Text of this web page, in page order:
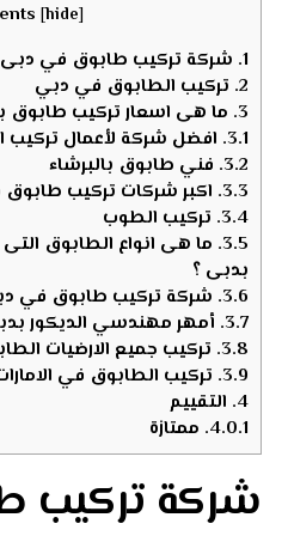
[hide]
1. شركة تركيب طابوق في دبى
2. تركيب الطابوق في دبي
3. ما هى اسعار تركيب طابوق
3.1. افضل شركة لأعمال
3.2. فني طابوق بالبرشاء
3.3. اكبر شركات تركيب
3.4. تركيب الطوب
3.5. ما هى انواع الطابوق
بدبى ؟
3.6. شركة تركيب طابوق في
3.7. أمهر مهندسي الديكور
3.8. تركيب جميع الارضيات
3.9. تركيب الطابوق في
4. التقييم
4.0.1. ممتازة
شركة تركيب